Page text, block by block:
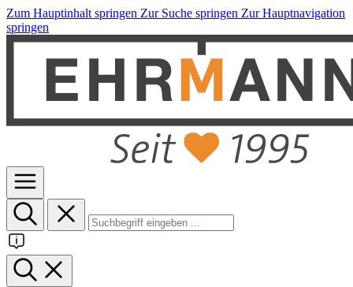
Zum Hauptinhalt springen Zur Suche springen Zur Hauptnavigation
springen